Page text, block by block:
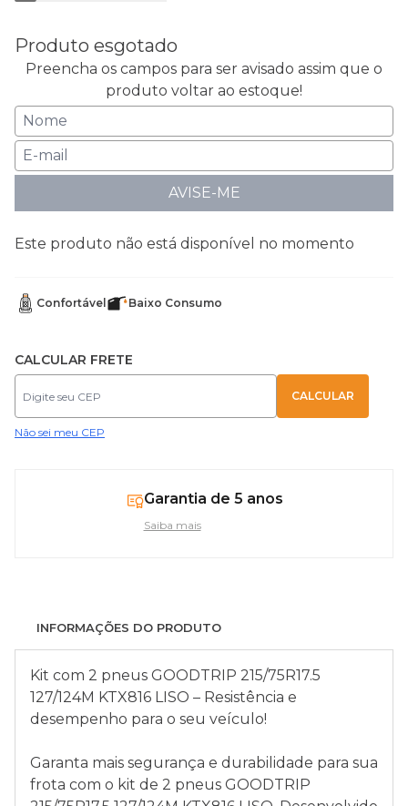
Produto esgotado
Preencha os campos para ser avisado assim que o
produto voltar ao estoque!
AVISE-ME
Este produto não está disponível no momento
Confortável Baixo Consumo
CALCULAR FRETE
Não sei meu CEP
Garantia de 5 anos
Saiba mais
INFORMAÇÕES DO PRODUTO
Kit com 2 pneus GOODTRIP 215/75R17.5
127/124M KTX816 LISO – Resistência e
desempenho para o seu veículo!
Garanta mais segurança e durabilidade para sua
frota com o kit de 2 pneus GOODTRIP